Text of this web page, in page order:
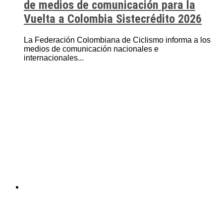
de medios de comunicación para la
Vuelta a Colombia Sistecrédito 2026
La Federación Colombiana de Ciclismo informa a los
medios de comunicación nacionales e
internacionales...